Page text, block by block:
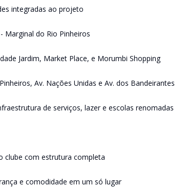
integradas ao projeto
Marginal do Rio Pinheiros
Jardim, Market Place, e Morumbi Shopping
Av. Nações Unidas e Av. dos Bandeirantes
de serviços, lazer e escolas renomadas
clube com estrutura completa
e comodidade em um só lugar